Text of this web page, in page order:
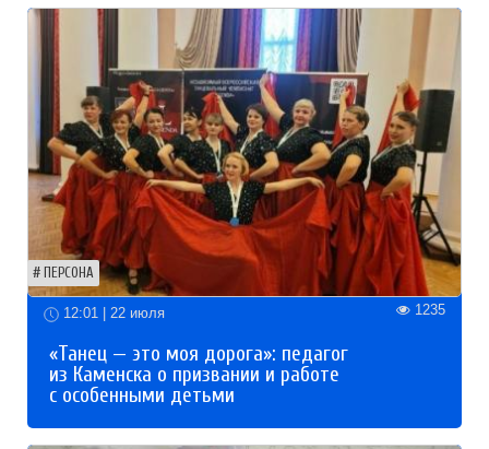
ПЕРСОНА
12:01 | 22 июля 1235
«Танец — это моя дорога»: педагог
из Каменска о призвании и работе
с особенными детьми